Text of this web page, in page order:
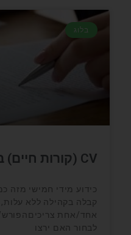
בלוג
CV (קורות חיים) ב360 מעלות
קבלה בקהילה ללא
אחד/אחת צריכיםהפורש/
לבחור האם ירצו